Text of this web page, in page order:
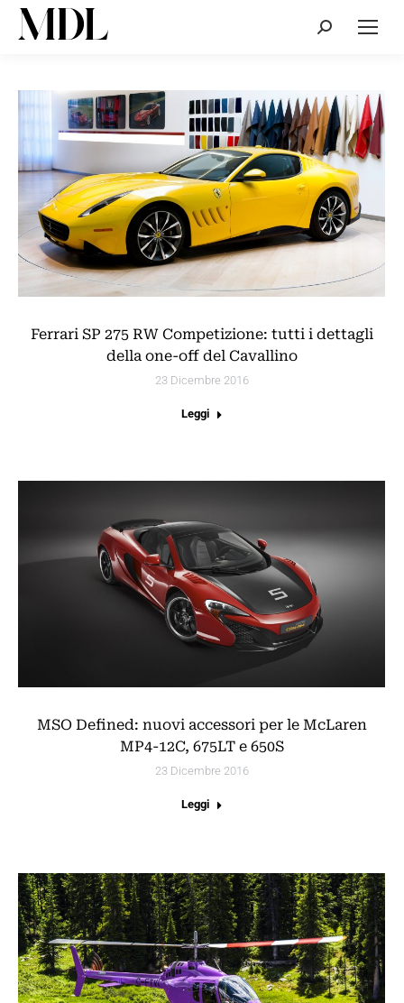
Cerca:
Ferrari SP 275 RW Competizione: tutti i dettagli
della one-off del Cavallino
23 Dicembre 2016
Leggi
MSO Defined: nuovi accessori per le McLaren
MP4-12C, 675LT e 650S
23 Dicembre 2016
Leggi